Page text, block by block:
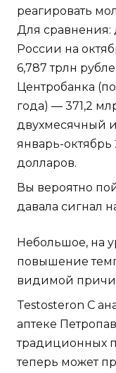
реагировать
Для сравнения:
России на
6,787 трлн
Центробанка
года) — 371,2
двухмесячный
январь-
долларов.
Вы вероятно
давала сигнал
Небольшое, на
повышение
видимой
Testosteron C
аптеке
традиционных
теперь может